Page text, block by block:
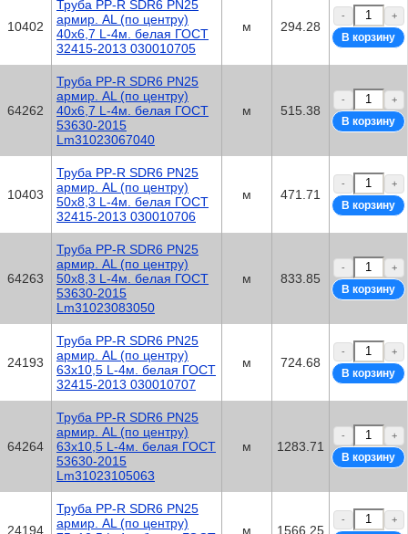
10402
Труба PP-R SDR6 PN25
армир. AL (по центру)
40х6,7 L-4м. белая ГОСТ
32415-2013 030010705
м 294.28
- +
64262
Труба PP-R SDR6 PN25
армир. AL (по центру)
40х6,7 L-4м. белая ГОСТ
53630-2015
Lm31023067040
м 515.38
- +
10403
Труба PP-R SDR6 PN25
армир. AL (по центру)
50х8,3 L-4м. белая ГОСТ
32415-2013 030010706
м 471.71
- +
64263
Труба PP-R SDR6 PN25
армир. AL (по центру)
50х8,3 L-4м. белая ГОСТ
53630-2015
Lm31023083050
м 833.85
- +
24193
Труба PP-R SDR6 PN25
армир. AL (по центру)
63х10,5 L-4м. белая ГОСТ
32415-2013 030010707
м 724.68
- +
64264
Труба PP-R SDR6 PN25
армир. AL (по центру)
63х10,5 L-4м. белая ГОСТ
53630-2015
Lm31023105063
м 1283.71
- +
24194
Труба PP-R SDR6 PN25
армир. AL (по центру)
м 1566.25
- +